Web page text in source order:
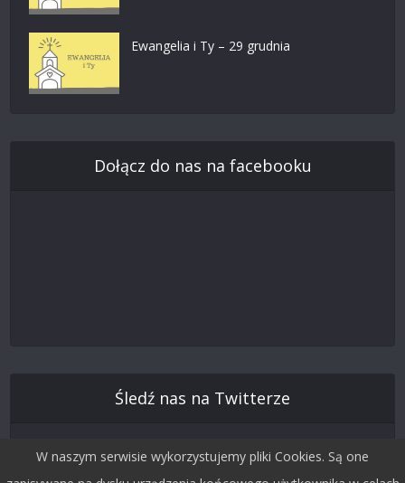
Ewangelia i Ty – 29 grudnia
Dołącz do nas na facebooku
Śledź nas na Twitterze
W naszym serwisie wykorzystujemy pliki Cookies. Są one